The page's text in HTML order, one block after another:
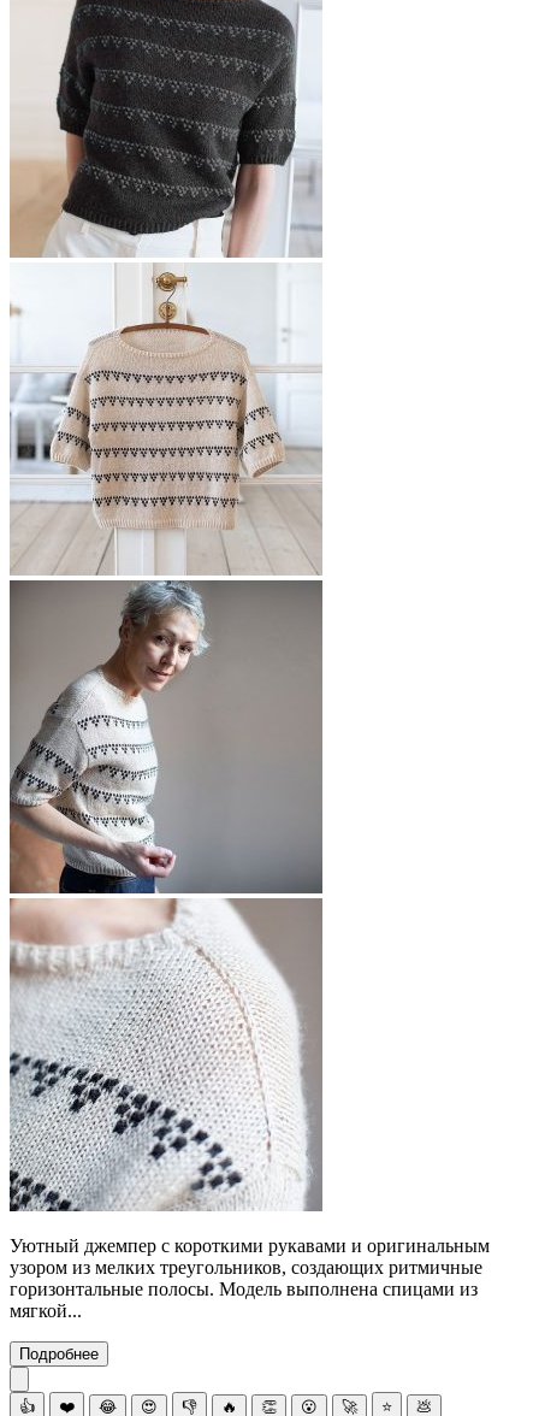
Уютный джемпер с короткими рукавами и оригинальным
узором из мелких треугольников, создающих ритмичные
горизонтальные полосы. Модель выполнена спицами из
мягкой...
Подробнее
👍 ❤️ 😂 😍 👎 🔥 👏 😮 🚀 ⭐ 💩